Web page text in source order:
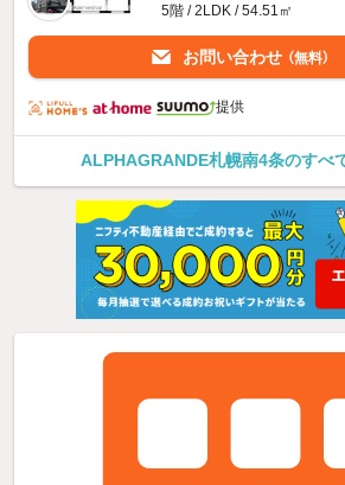
5階 / 2LDK / 54.51㎡
お問い合わせ （無料）
提供
ALPHAGRANDE札幌南4条のすべ